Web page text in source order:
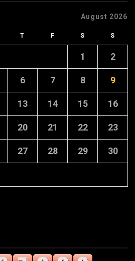
August 2026
T F S S
1 2
6 7 8 9
13 14 15 16
20 21 22 23
27 28 29 30